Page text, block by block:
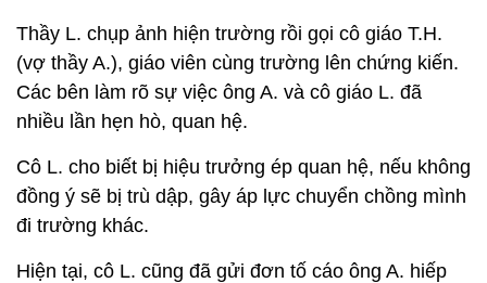
Thầy L. chụp ảnh hiện trường rồi gọi cô giáo T.H.
(vợ thầy A.), giáo viên cùng trường lên chứng kiến.
Các bên làm rõ sự việc ông A. và cô giáo L. đã
nhiều lần hẹn hò, quan hệ.
Cô L. cho biết bị hiệu trưởng ép quan hệ, nếu không
đồng ý sẽ bị trù dập, gây áp lực chuyển chồng mình
đi trường khác.
Hiện tại, cô L. cũng đã gửi đơn tố cáo ông A. hiếp